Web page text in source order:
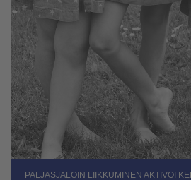
PALJASJALOIN LIIKKUMINEN AKTIVOI